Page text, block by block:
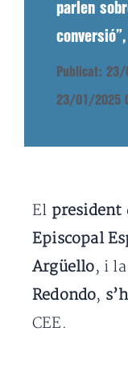
parlen
Publicat:
23/01/2025
El president
Episcopal
Argüello, i la
Redondo,
CEE.